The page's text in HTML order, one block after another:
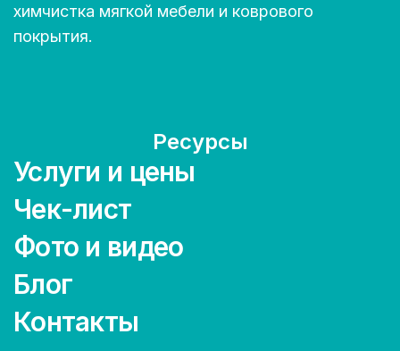
химчистка мягкой мебели и коврового
покрытия.
Ресурсы
Услуги и цены
Чек-лист
Фото и видео
Блог
Контакты